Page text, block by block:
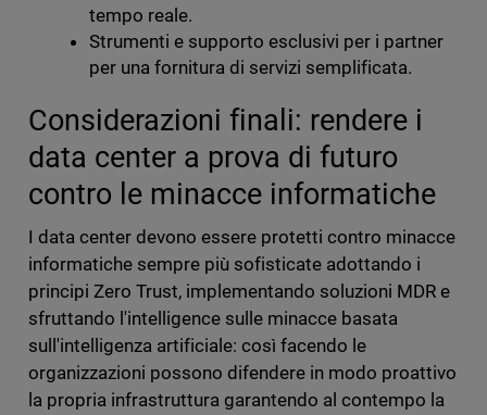
tempo reale.
Strumenti e supporto esclusivi per i partner
per una fornitura di servizi semplificata.
Considerazioni finali: rendere i
data center a prova di futuro
contro le minacce informatiche
I data center devono essere protetti contro minacce
informatiche sempre più sofisticate adottando i
principi Zero Trust, implementando soluzioni MDR e
sfruttando l'intelligence sulle minacce basata
sull'intelligenza artificiale: così facendo le
organizzazioni possono difendere in modo proattivo
la propria infrastruttura garantendo al contempo la